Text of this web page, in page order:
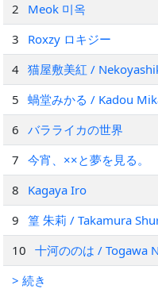
2
Meok 미옥
3
Roxzy ロキジー
4 猫屋敷美紅 /
5
蝸堂みかる / Kadou
6
バラライカの世界
7
今宵、××と夢を見る。
8
Kagaya Iro
9
篁 朱莉 / Takamura
10
十河ののは / Togawa
> 続き